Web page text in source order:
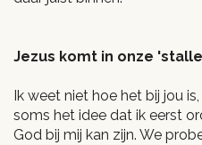
Jezus komt in onze
Ik weet niet hoe het bij jou
soms het idee dat ik eerst
God bij mij kan zijn. We